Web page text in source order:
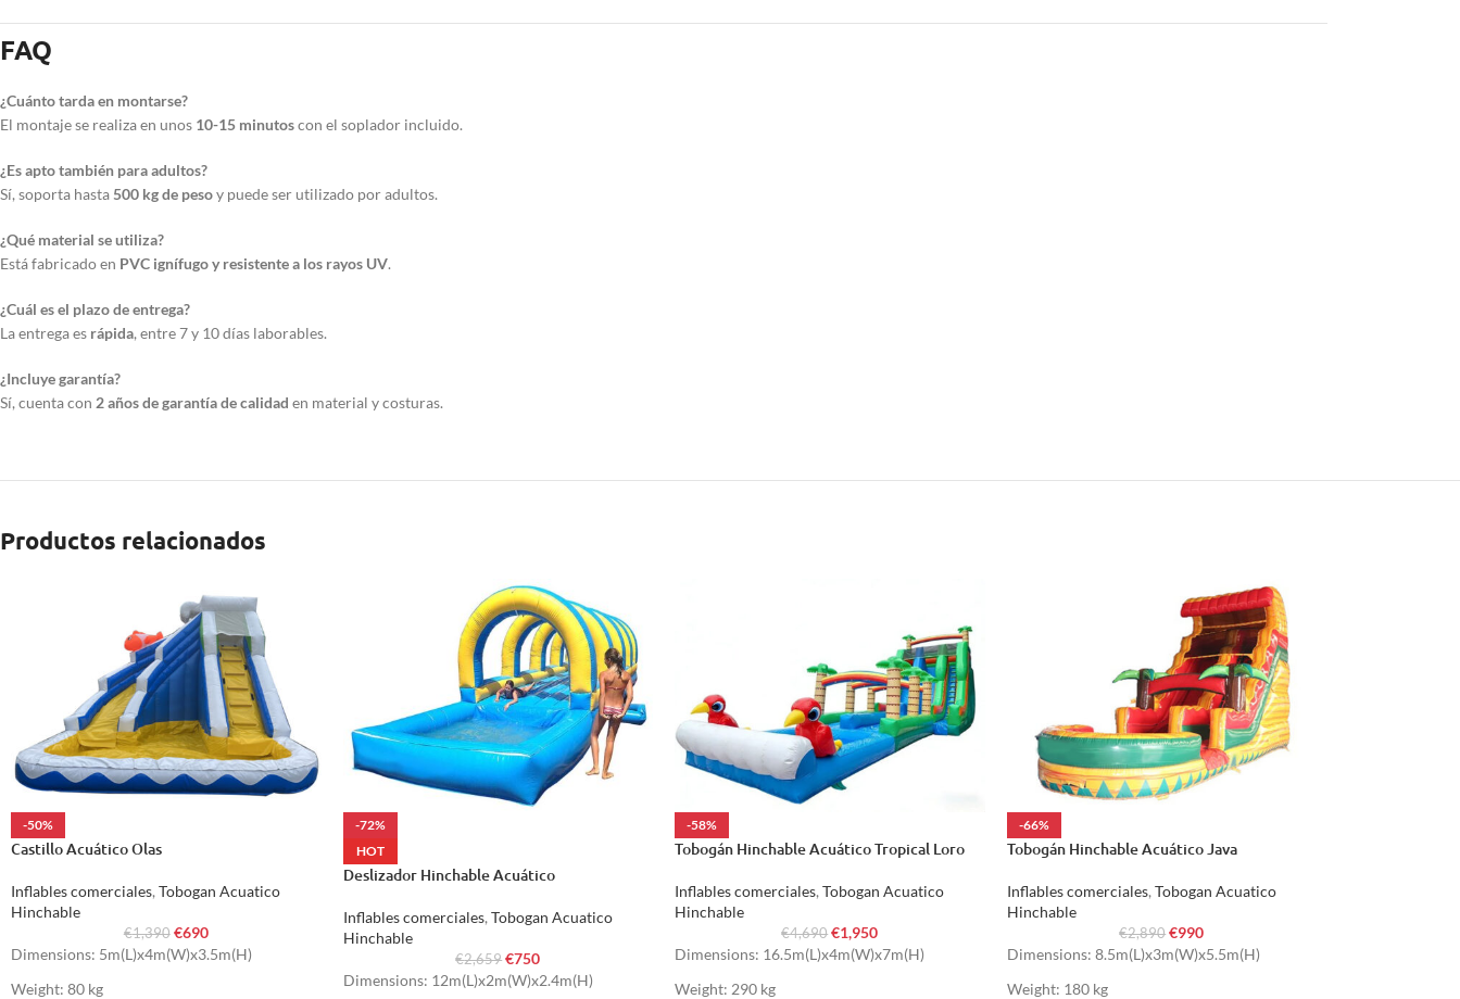
FAQ
¿Cuánto tarda en montarse?
El montaje se realiza en unos 10-15 minutoscon el soplador incluido.
¿Es apto también para adultos?
Sí, soporta hasta 500 kg de pesoy puede ser utilizado por adultos.
¿Qué material se utiliza?
Está fabricado en PVC ignífugo y resistente a los rayos UV.
¿Cuál es el plazo de entrega?
La entrega es rápida, entre 7 y 10 días laborables.
¿Incluye garantía?
Sí, cuenta con 2 años de garantía de calidad en material y costuras.
Productos relacionados
-50%
Castillo Acuático Olas
Inflables comerciales, Tobogan Acuatico
Hinchable
€1,390 €690
Dimensions: 5m(L)x4m(W)x3.5m(H)
Weight: 80 kg
-72%
HOT
Deslizador Hinchable Acuático
Inflables comerciales, Tobogan Acuatico
Hinchable
€2,659 €750
Dimensions: 12m(L)x2m(W)x2.4m(H)
-58%
Tobogán Hinchable Acuático Tropical Loro
Inflables comerciales, Tobogan Acuatico
Hinchable
€4,690 €1,950
Dimensions: 16.5m(L)x4m(W)x7m(H)
Weight: 290 kg
-66%
Tobogán Hinchable Acuático Java
Inflables comerciales, Tobogan Acuatico
Hinchable
€2,890 €990
Dimensions: 8.5m(L)x3m(W)x5.5m(H)
Weight: 180 kg